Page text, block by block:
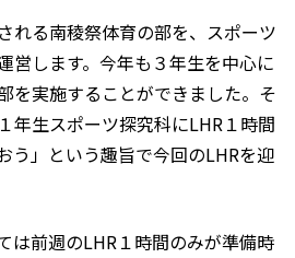
れる南稜祭体育の部を、スポーツ
営します。今年も３年生を中心に
を実施することができました。そ
年生スポーツ探究科にLHR１時間
う」という趣旨で今回のLHRを迎
は前週のLHR１時間のみが準備時